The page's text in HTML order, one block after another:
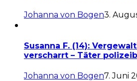
Johanna von Bogen3.
Susanna F. (14):
verscharrt – Täter
Johanna von Bogen7. Juni